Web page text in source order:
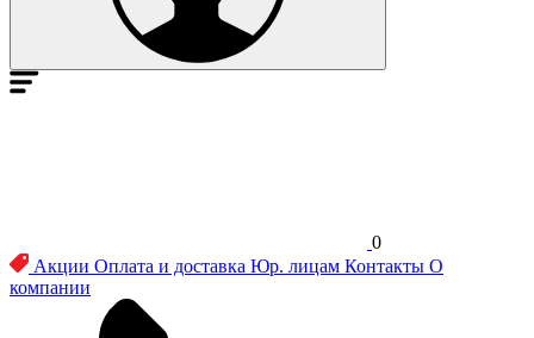
0
Акции Оплата и доставка Юр. лицам Контакты О
компании